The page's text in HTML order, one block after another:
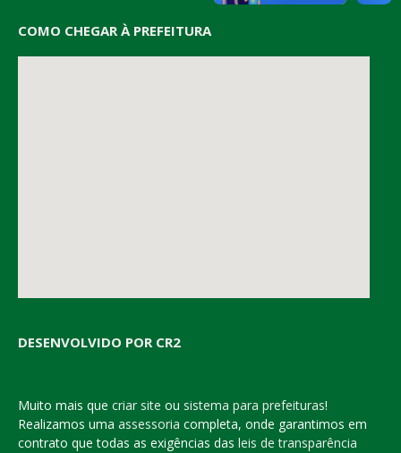
COMO CHEGAR À PREFEITURA
DESENVOLVIDO POR CR2
Muito mais que criar site ou sistema para prefeituras!
Realizamos uma assessoria completa, onde garantimos em
contrato que todas as exigências das leis de transparência